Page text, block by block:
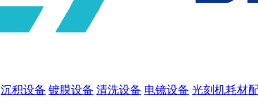
沉积设备 镀膜设备 清洗设备 电镜设备 光刻机耗材